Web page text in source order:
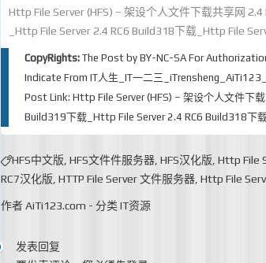
Http File Server (HFS) – 架设个人文件下载共享网
_Http File Server 2.4 RC6 Build318下载_Http File
CopyRights:The Post byBY-NC-SA For
Indicate FromIT人生_IT一二三
Post Link:Http File Server (HFS) – 架设个人文件下
Build319下载_Http File Server 2.4 RC6 Build318下
HFS中文版 ,HFS文件件服务器 ,HFS汉化版 ,Http File
RC7汉化版 ,HTTP File Server 文件服务器 ,Http File
作者AiTi123.com - 分类IT资源
发表回复